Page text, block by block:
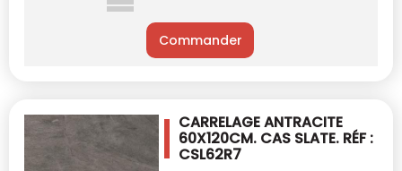
Commander
CARRELAGE ANTRACITE
60X120CM. CAS SLATE. RÉF :
CSL62R7